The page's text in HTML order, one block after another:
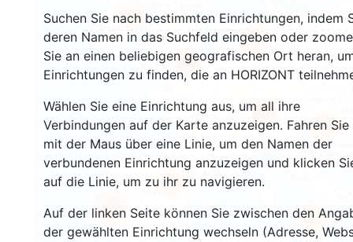
Suchen Sie nach bestimmten Einrichtungen, indem
deren Namen in das Suchfeld eingeben oder
Sie an einen beliebigen geografischen Ort heran,
Einrichtungen zu finden, die an HORIZONT
Wählen Sie eine Einrichtung aus, um all ihre
Verbindungen auf der Karte anzuzeigen. Fahren Sie
mit der Maus über eine Linie, um den Namen der
verbundenen Einrichtung anzuzeigen und klicken
auf die Linie, um zu ihr zu navigieren.
Auf der linken Seite können Sie zwischen den
der gewählten Einrichtung wechseln (Adresse,
1526
650
10677
1447
6064
6290
9017
6970